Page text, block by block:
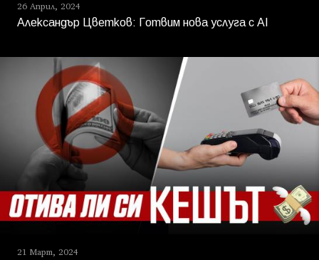
26 Април, 2024
Александър Цветков: Готвим нова услуга с AI
21 Март, 2024